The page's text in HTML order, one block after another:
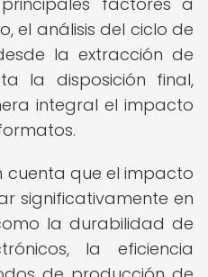
el análisis del ciclo de
la extracción de
la disposición final,
integral el impacto
cuenta que el impacto
significativamente en
la durabilidad de
la eficiencia